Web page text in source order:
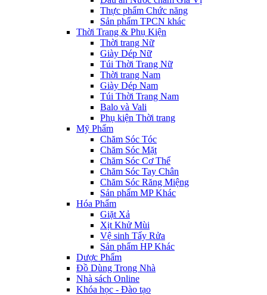
Thực phẩm Chức năng
Sản phẩm TPCN khác
Thời Trang & Phụ Kiện
Thời trang Nữ
Giày Dép Nữ
Túi Thời Trang Nữ
Thời trang Nam
Giày Dép Nam
Túi Thời Trang Nam
Balo và Vali
Phụ kiện Thời trang
Mỹ Phẩm
Chăm Sóc Tóc
Chăm Sóc Mặt
Chăm Sóc Cơ Thể
Chăm Sóc Tay Chân
Chăm Sóc Răng Miệng
Sản phẩm MP Khác
Hóa Phẩm
Giặt Xả
Xịt Khử Mùi
Vệ sinh Tẩy Rửa
Sản phẩm HP Khác
Dược Phẩm
Đồ Dùng Trong Nhà
Nhà sách Online
Khóa học - Đào tạo